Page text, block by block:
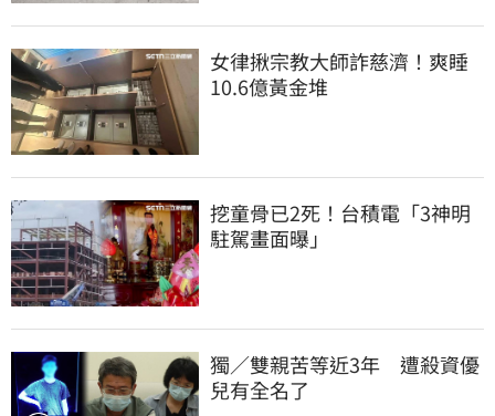
女律揪宗教大師詐慈濟！爽睡
10.6億黃金堆
挖童骨已2死！台積電「3神明
駐駕畫面曝」
獨／雙親苦等近3年　遭殺資優
兒有全名了